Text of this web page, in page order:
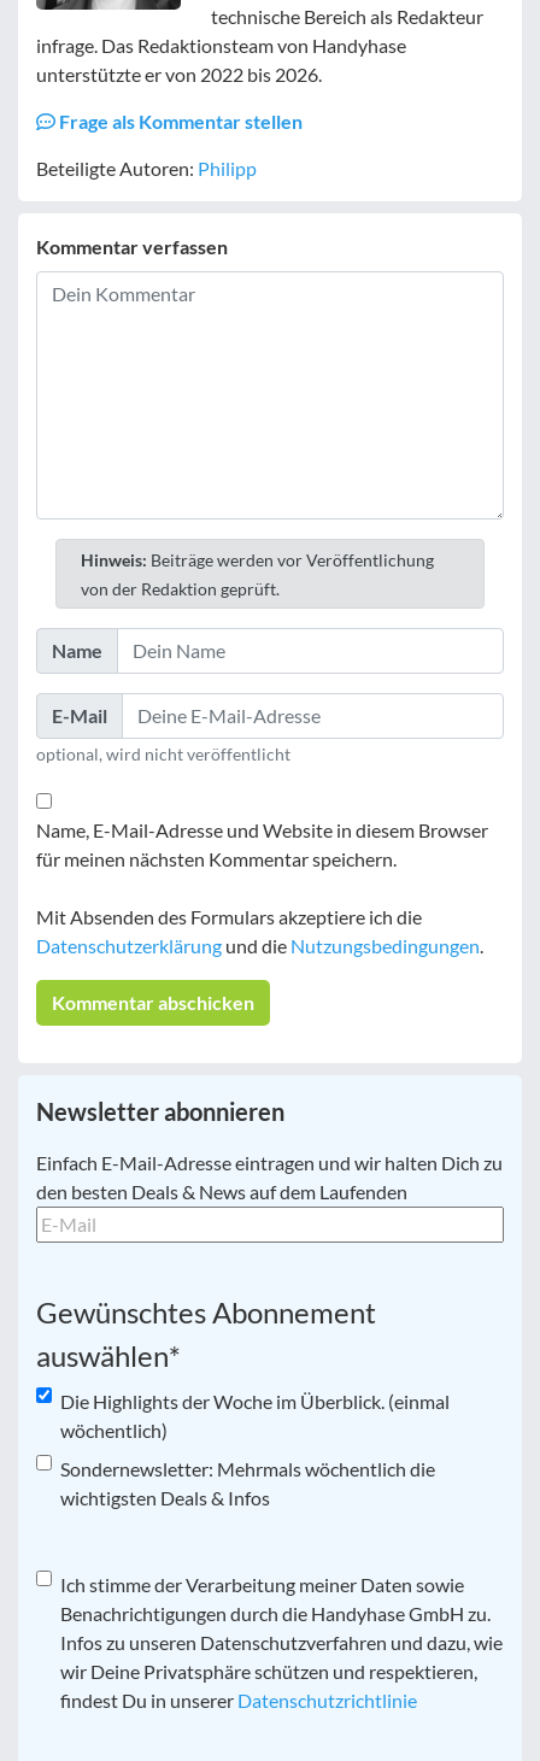
technische Bereich als Redakteur
infrage. Das Redaktionsteam von Handyhase
unterstützte er von 2022 bis 2026.
Frage als Kommentar stellen
Beteiligte Autoren: Philipp
Kommentar verfassen
Hinweis: Beiträge werden vor Veröffentlichung
von der Redaktion geprüft.
Name
E-Mail
optional, wird nicht veröffentlicht
Name, E-Mail-Adresse und Website in diesem Browser
für meinen nächsten Kommentar speichern.
Mit Absenden des Formulars akzeptiere ich die
Datenschutzerklärung und die Nutzungsbedingungen
Newsletter abonnieren
E-
Mail *
Einfach E-Mail-Adresse eintragen und wir halten Dich zu
den besten Deals & News auf dem Laufenden
Gewünschtes Abonnement
auswählen*
Die Highlights der Woche im Überblick. (einmal
wöchentlich)
Sondernewsletter: Mehrmals wöchentlich die
wichtigsten Deals & Infos
Datenschutz*
Ich stimme der Verarbeitung meiner Daten sowie
Benachrichtigungen durch die Handyhase GmbH zu.
Infos zu unseren Datenschutzverfahren und dazu, wie
wir Deine Privatsphäre schützen und respektieren,
findest Du in unserer Datenschutzrichtlinie